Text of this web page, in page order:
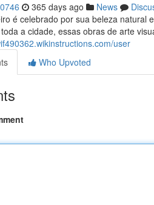
365 days ago News
é celebrado por sua beleza natural
a cidade, essas obras de arte
user
Who Upvoted